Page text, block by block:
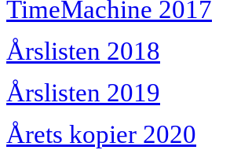
TimeMachine 2017
Årslisten 2018
Årslisten 2019
Årets kopier 2020